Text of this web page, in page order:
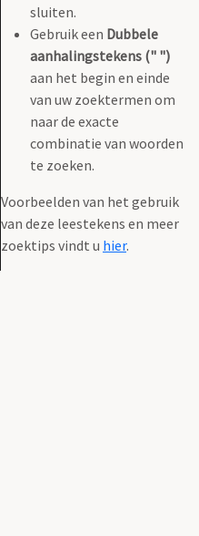
sluiten.
Gebruik een Dubbele
aanhalingstekens (" ")
aan het begin en einde
van uw zoektermen om
naar de exacte
combinatie van woorden
te zoeken.
Voorbeelden van het gebruik
van deze leestekens en meer
zoektips vindt u hier.